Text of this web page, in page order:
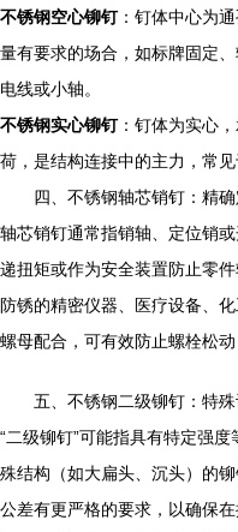
不锈钢空心铆钉：钉体中心为
量有要求的场合，如标牌固定
电线或小轴。
不锈钢实心铆钉：钉体为实心
荷，是结构连接中的主力，常
四、不锈钢轴芯销钉：精
轴芯销钉通常指销轴、定位销
递扭矩或作为安全装置防止零
防锈的精密仪器、医疗设备、
螺母配合，可有效防止螺栓松动
五、不锈钢二级铆钉：特
“二级铆钉”可能指具有特定强
殊结构（如大扁头、沉头）的
公差有更严格的要求，以确保